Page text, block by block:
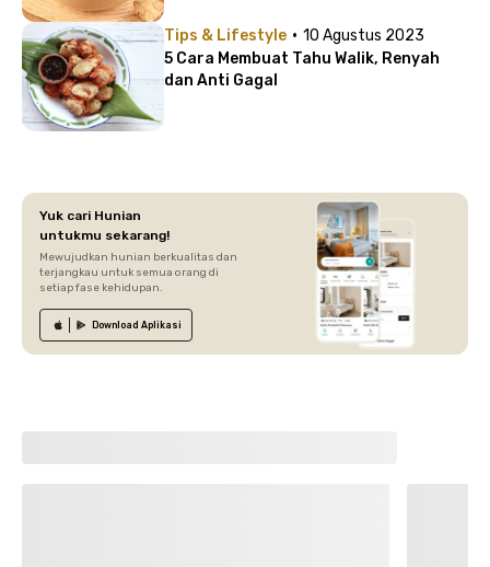
Tips & Lifestyle · 10 Agustus 2023
5 Cara Membuat Tahu Walik, Renyah
dan Anti Gagal
Yuk cari Hunian
untukmu sekarang!
Mewujudkan hunian berkualitas dan
terjangkau untuk semua orang di
setiap fase kehidupan.
Download Aplikasi